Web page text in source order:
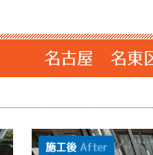
名古屋 名
施工後 After